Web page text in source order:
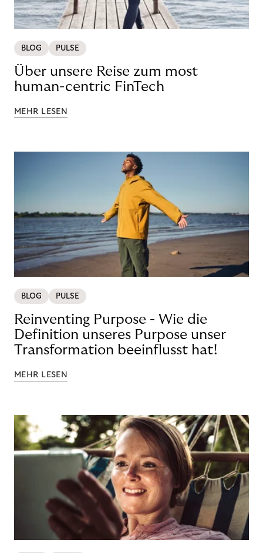
BLOG PULSE
Über unsere Reise zum most
human-centric FinTech
MEHR LESEN
BLOG PULSE
Reinventing Purpose - Wie die
Definition unseres Purpose unser
Transformation beeinflusst hat!
MEHR LESEN